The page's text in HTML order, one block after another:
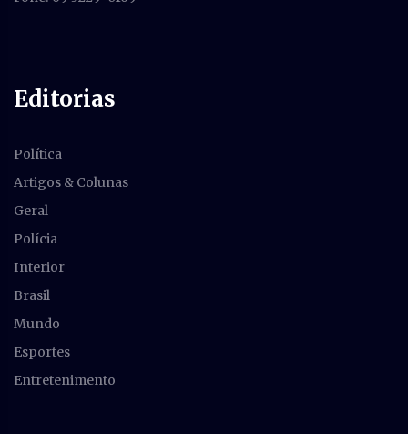
Editorias
Política
Artigos & Colunas
Geral
Polícia
Interior
Brasil
Mundo
Esportes
Entretenimento